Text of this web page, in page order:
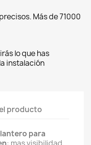
Más de 71000
lo que has
instalación
producto
para